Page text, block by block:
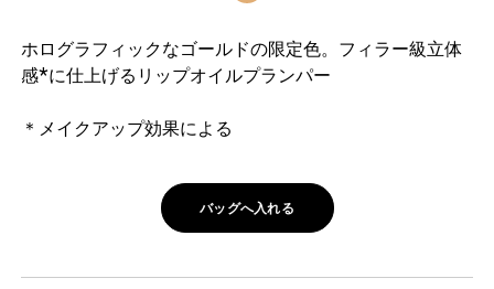
ホログラフィックなゴールドの限定色。フィラー級立体
感*に仕上げるリップオイルプランパー
＊メイクアップ効果による
バッグへ入れる